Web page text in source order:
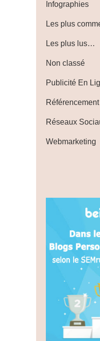
Infographies
Les plus
Les plus lus…
Non classé
Publicité En
Référencement
Réseaux
Webmarketing